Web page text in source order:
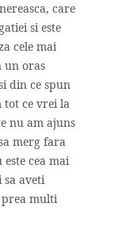
care
si este
cele mai
un oras
din ce spun
tot ce vrei la
nu am ajuns
merg fara
cea mai
sa aveti
multi